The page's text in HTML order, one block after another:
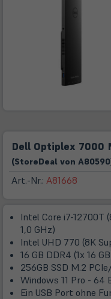
Dell Optiplex 7000
(StoreDeal von A80590
Art.-Nr.: A81668
Intel Core i7-12700T
1,0 GHz)
Intel UHD 770 (8K
16 GB DDR4 (1x 16
256GB SSD M.2
Windows 11 Pro - 64
Ein USB Port ohne